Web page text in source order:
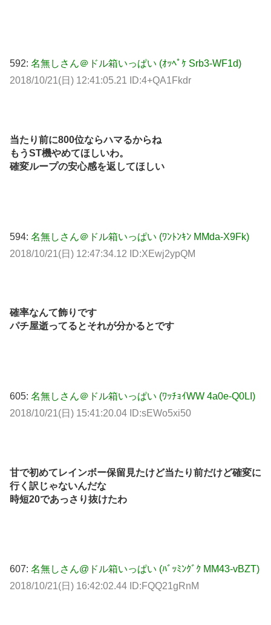
592: 名無しさん＠ドル箱いっぱい (ｵｯﾍﾟｹ Srb3-WF1d)
2018/10/21(日) 12:41:05.21 ID:4+QA1Fkdr
当たり前に800位ならハマるからね
もうST機やめてほしいわ。
確変ループの安心感を返してほしい
594: 名無しさん＠ドル箱いっぱい (ﾜﾝﾄﾝｷﾝ MMda-X9Fk)
2018/10/21(日) 12:47:34.12 ID:XEwj2ypQM
確率なんて飾りです
パチ屋逝ってるとそれが分かるとです
605: 名無しさん＠ドル箱いっぱい (ﾜｯﾁｮｲWW 4a0e-Q0LI)
2018/10/21(日) 15:41:20.04 ID:sEWo5xi50
甘で初めてレインボー保留見たけど当たり前だけど確変に
行く訳じゃないんだな
時短20であっさり抜けたわ
607: 名無しさん@ドル箱いっぱい (ﾊﾞｯﾐﾝｸﾞｸ MM43-vBZT)
2018/10/21(日) 16:42:02.44 ID:FQQ21gRnM